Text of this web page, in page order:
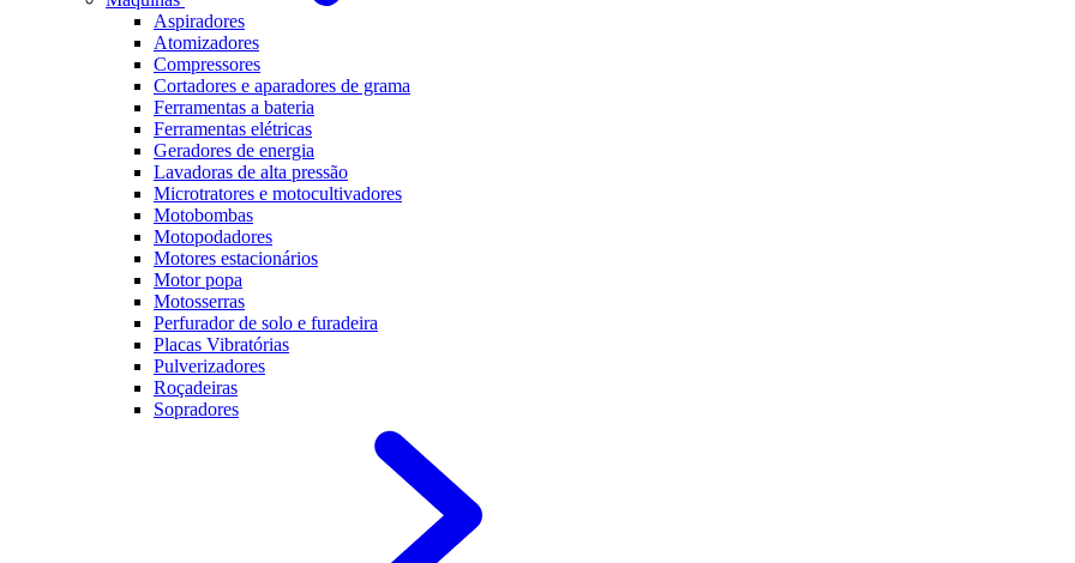
Aspiradores
Atomizadores
Compressores
Cortadores e aparadores de grama
Ferramentas a bateria
Ferramentas elétricas
Geradores de energia
Lavadoras de alta pressão
Microtratores e motocultivadores
Motobombas
Motopodadores
Motores estacionários
Motor popa
Motosserras
Perfurador de solo e furadeira
Placas Vibratórias
Pulverizadores
Roçadeiras
Sopradores